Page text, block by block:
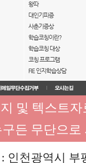
왕따
대인기피증
사춘기증상
학습코칭이란?
학습코칭 대상
코칭 프로그램
FIE 인지학습상담
및 텍스트
든 무단으
천광역시 부